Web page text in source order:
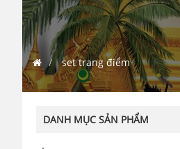
set trang điểm
DANH MỤC SẢN PHẨM